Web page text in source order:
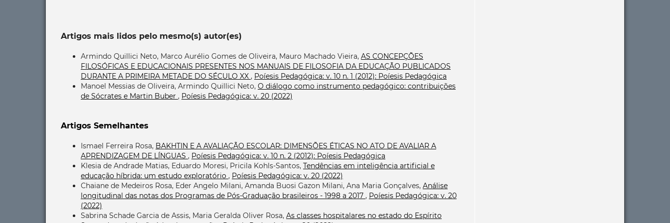
Artigos mais lidos pelo mesmo(s) autor(es)
Armindo Quillici Neto, Marco Aurélio Gomes de Oliveira, Mauro Machado Vieira, AS CONCEPÇÕES
FILOSÓFICAS E EDUCACIONAIS PRESENTES NOS MANUAIS DE FILOSOFIA DA EDUCAÇÃO PUBLICADOS
DURANTE A PRIMEIRA METADE DO SÉCULO XX , Poíesis Pedagógica: v. 10 n. 1 (2012): Poíesis Pedagógica
Manoel Messias de Oliveira, Armindo Quillici Neto, O diálogo como instrumento pedagógico: contribuições
de Sócrates e Martin Buber , Poíesis Pedagógica: v. 20 (2022)
Artigos Semelhantes
Ismael Ferreira Rosa, BAKHTIN E A AVALIAÇÃO ESCOLAR: DIMENSÕES ÉTICAS NO ATO DE AVALIAR A
APRENDIZAGEM DE LÍNGUAS , Poíesis Pedagógica: v. 10 n. 2 (2012): Poíesis Pedagógica
Klesia de Andrade Matias, Eduardo Moresi, Pricila Kohls-Santos, Tendências em inteligência artificial e
educação híbrida: um estudo exploratório , Poíesis Pedagógica: v. 20 (2022)
Chaiane de Medeiros Rosa, Eder Angelo Milani, Amanda Buosi Gazon Milani, Ana Maria Gonçalves, Análise
longitudinal das notas dos Programas de Pós-Graduação brasileiros - 1998 a 2017 , Poíesis Pedagógica: v. 20
(2022)
Sabrina Schade Garcia de Assis, Maria Geralda Oliver Rosa, As classes hospitalares no estado do Espírito